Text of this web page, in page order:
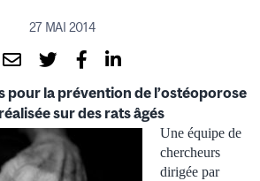
27 MAI 2014
pour la prévention de l’ostéoporose
sur des rats âgés
Une équipe de
chercheurs
dirigée par